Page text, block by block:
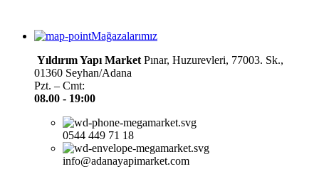
Mağazalarımız
Yıldırım Yapı Market Pınar, Huzurevleri, 77003. Sk.,
01360 Seyhan/Adana
Pzt. – Cmt:
08.00 - 19:00
0544 449 71 18
info@adanayapimarket.com